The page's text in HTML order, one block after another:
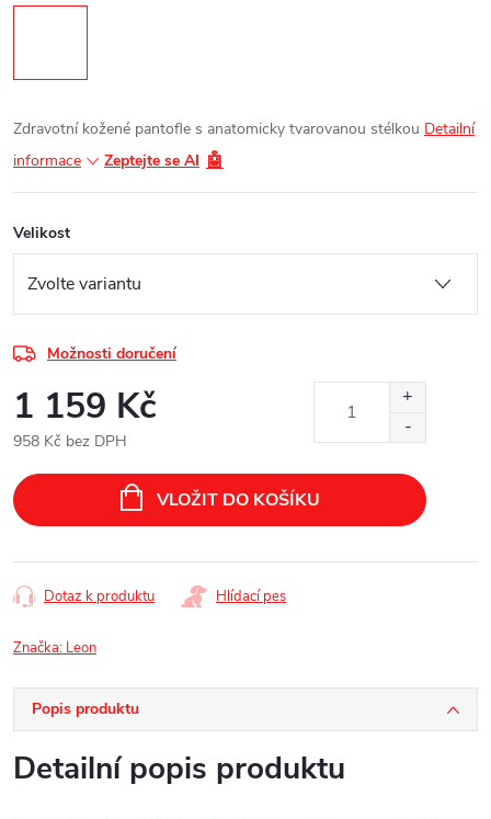
Zdravotní kožené pantofle s anatomicky tvarovanou stélkou Detailní
informace
Zeptejte se AI 🤖
Velikost
Možnosti doručení
1 159 Kč
958 Kč bez DPH
cena:
VLOŽIT DO KOŠÍKU
Dotaz k produktu Hlídací pes
Značka: Leon
Popis produktu
Detailní popis produktu